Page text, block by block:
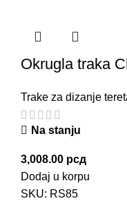
Okrugla traka
Trake za dizanje
Na stanju
3,008.00 рсд
Dodaj u korpu
SKU: RS85